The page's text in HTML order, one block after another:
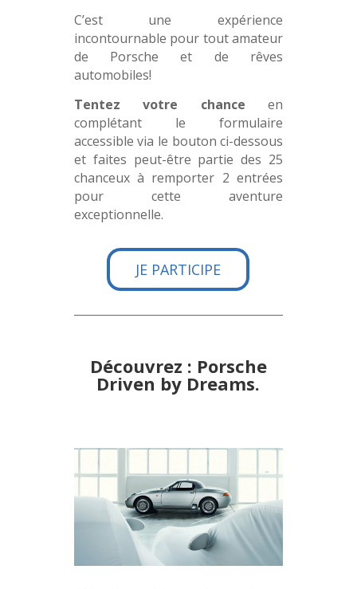
C’est une expérience
incontournable pour tout amateur
de Porsche et de rêves
automobiles!
Tentez votre chance en
complétant le formulaire
accessible via le bouton ci-dessous
et faites peut-être partie des 25
chanceux à remporter 2 entrées
pour cette aventure
exceptionnelle.
JE PARTICIPE
Découvrez : Porsche
Driven by Dreams.